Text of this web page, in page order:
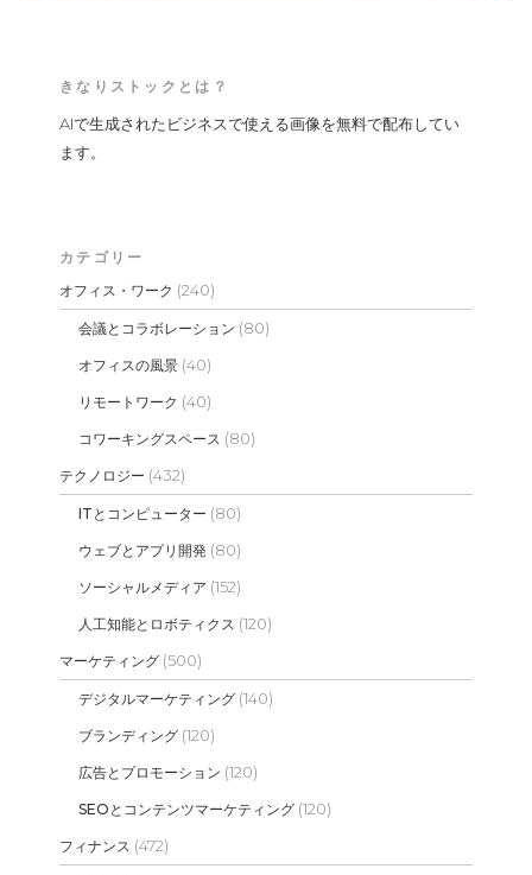
きなりストックとは？
AIで生成されたビジネスで使える画像を無料で配布してい
ます。
カテゴリー
オフィス・ワーク (240)
会議とコラボレーション (80)
オフィスの風景 (40)
リモートワーク (40)
コワーキングスペース (80)
テクノロジー (432)
ITとコンピューター (80)
ウェブとアプリ開発 (80)
ソーシャルメディア (152)
人工知能とロボティクス (120)
マーケティング (500)
デジタルマーケティング (140)
ブランディング (120)
広告とプロモーション (120)
SEOとコンテンツマーケティング (120)
フィナンス (472)